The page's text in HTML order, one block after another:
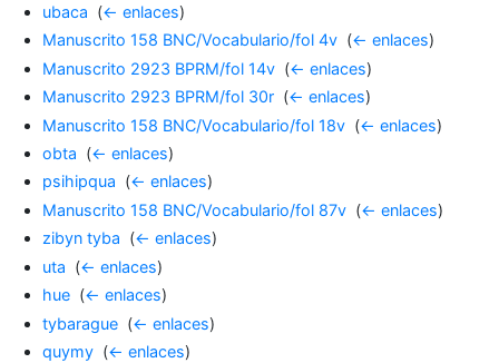
ubaca (← enlaces)
Manuscrito 158 BNC/Vocabulario/fol 4v (← enlaces)
Manuscrito 2923 BPRM/fol 14v (← enlaces)
Manuscrito 2923 BPRM/fol 30r (← enlaces)
Manuscrito 158 BNC/Vocabulario/fol 18v (← enlaces)
obta (← enlaces)
psihipqua (← enlaces)
Manuscrito 158 BNC/Vocabulario/fol 87v (← enlaces)
zibyn tyba (← enlaces)
uta (← enlaces)
hue (← enlaces)
tybarague (← enlaces)
quymy (← enlaces)